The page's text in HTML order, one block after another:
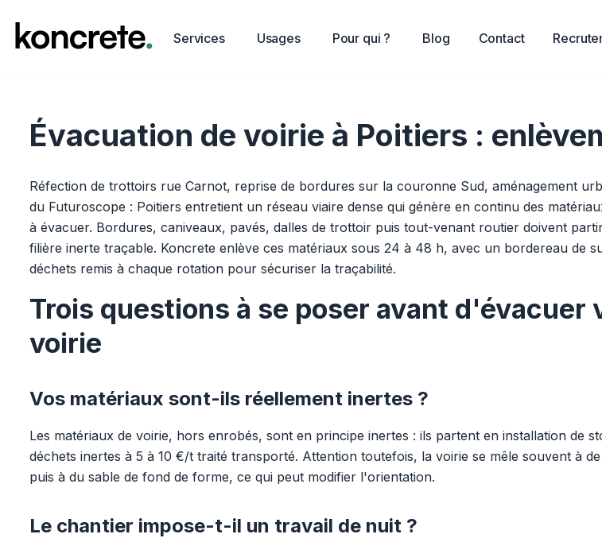
Services Usages Pour qui ? Blog Contact
Évacuation de voirie à Poitiers :
Réfection de trottoirs rue Carnot, reprise de bordures sur la couronne Sud, aménagement
du Futuroscope : Poitiers entretient un réseau viaire dense qui génère en continu des
à évacuer. Bordures, caniveaux, pavés, dalles de trottoir puis tout-venant routier doivent
filière inerte traçable. Koncrete enlève ces matériaux sous 24 à 48 h, avec un bordereau de
déchets remis à chaque rotation pour sécuriser la traçabilité.
Trois questions à se poser avant d'évacuer
voirie
Vos matériaux sont-ils réellement inertes ?
Les matériaux de voirie, hors enrobés, sont en principe inertes : ils partent en installation de
déchets inertes à 5 à 10 €/t traité transporté. Attention toutefois, la voirie se mêle souvent à
puis à du sable de fond de forme, ce qui peut modifier l'orientation.
Le chantier impose-t-il un travail de nuit ?